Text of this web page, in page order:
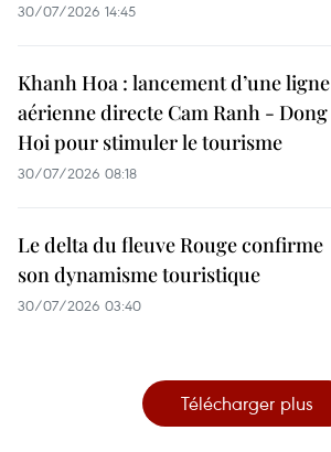
30/07/2026 14:45
Khanh Hoa : lancement d’une ligne
aérienne directe Cam Ranh - Dong
Hoi pour stimuler le tourisme
30/07/2026 08:18
Le delta du fleuve Rouge confirme
son dynamisme touristique
30/07/2026 03:40
Télécharger plus